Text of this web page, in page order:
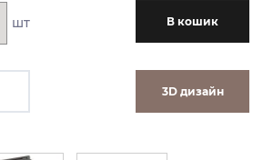
шт В кошик
3D дизайн